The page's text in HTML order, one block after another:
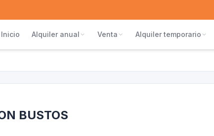
Inicio Alquiler anual Venta Alquiler temporario
BUSTOS